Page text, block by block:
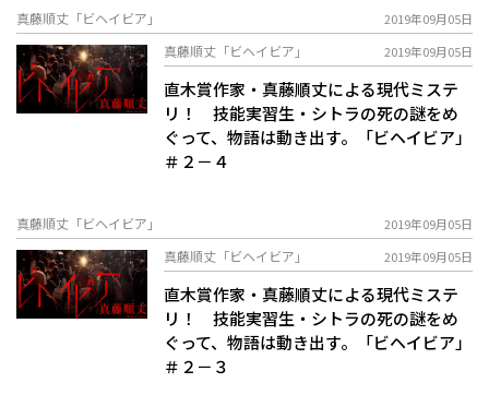
真藤順丈「ビヘイビア」 2019年09月05日
真藤順丈「ビヘイビア」 2019年09月05日
直木賞作家・真藤順丈による現代ミステ
リ！ 技能実習生・シトラの死の謎をめ
ぐって、物語は動き出す。「ビヘイビア」
＃２－４
真藤順丈「ビヘイビア」 2019年09月05日
真藤順丈「ビヘイビア」 2019年09月05日
直木賞作家・真藤順丈による現代ミステ
リ！ 技能実習生・シトラの死の謎をめ
ぐって、物語は動き出す。「ビヘイビア」
＃２－３